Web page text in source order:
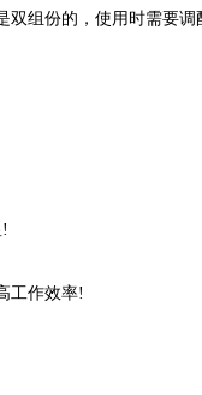
组份的，使用时需要
工作效率!